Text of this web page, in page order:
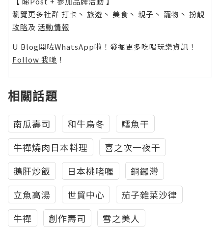
瀏覽更多社群 打卡 丶 旅遊 丶 美食 丶 親子 丶 寵物 丶 扮靚
攻略及 活動情報
U Blog開咗WhatsApp啦！發掘更多吃喝玩樂資訊！
Follow 我哋 ！
相關話題
南瓜壽司 和牛烏冬
鱈魚干
牛禪燒肉日本料理
喜之次一夜干
鵝肝炒飯
日本桃啫喱
銅鑼灣
立魚高湯
世貿中心
茄子雜菜沙律
牛禪
創作壽司
雪之美人